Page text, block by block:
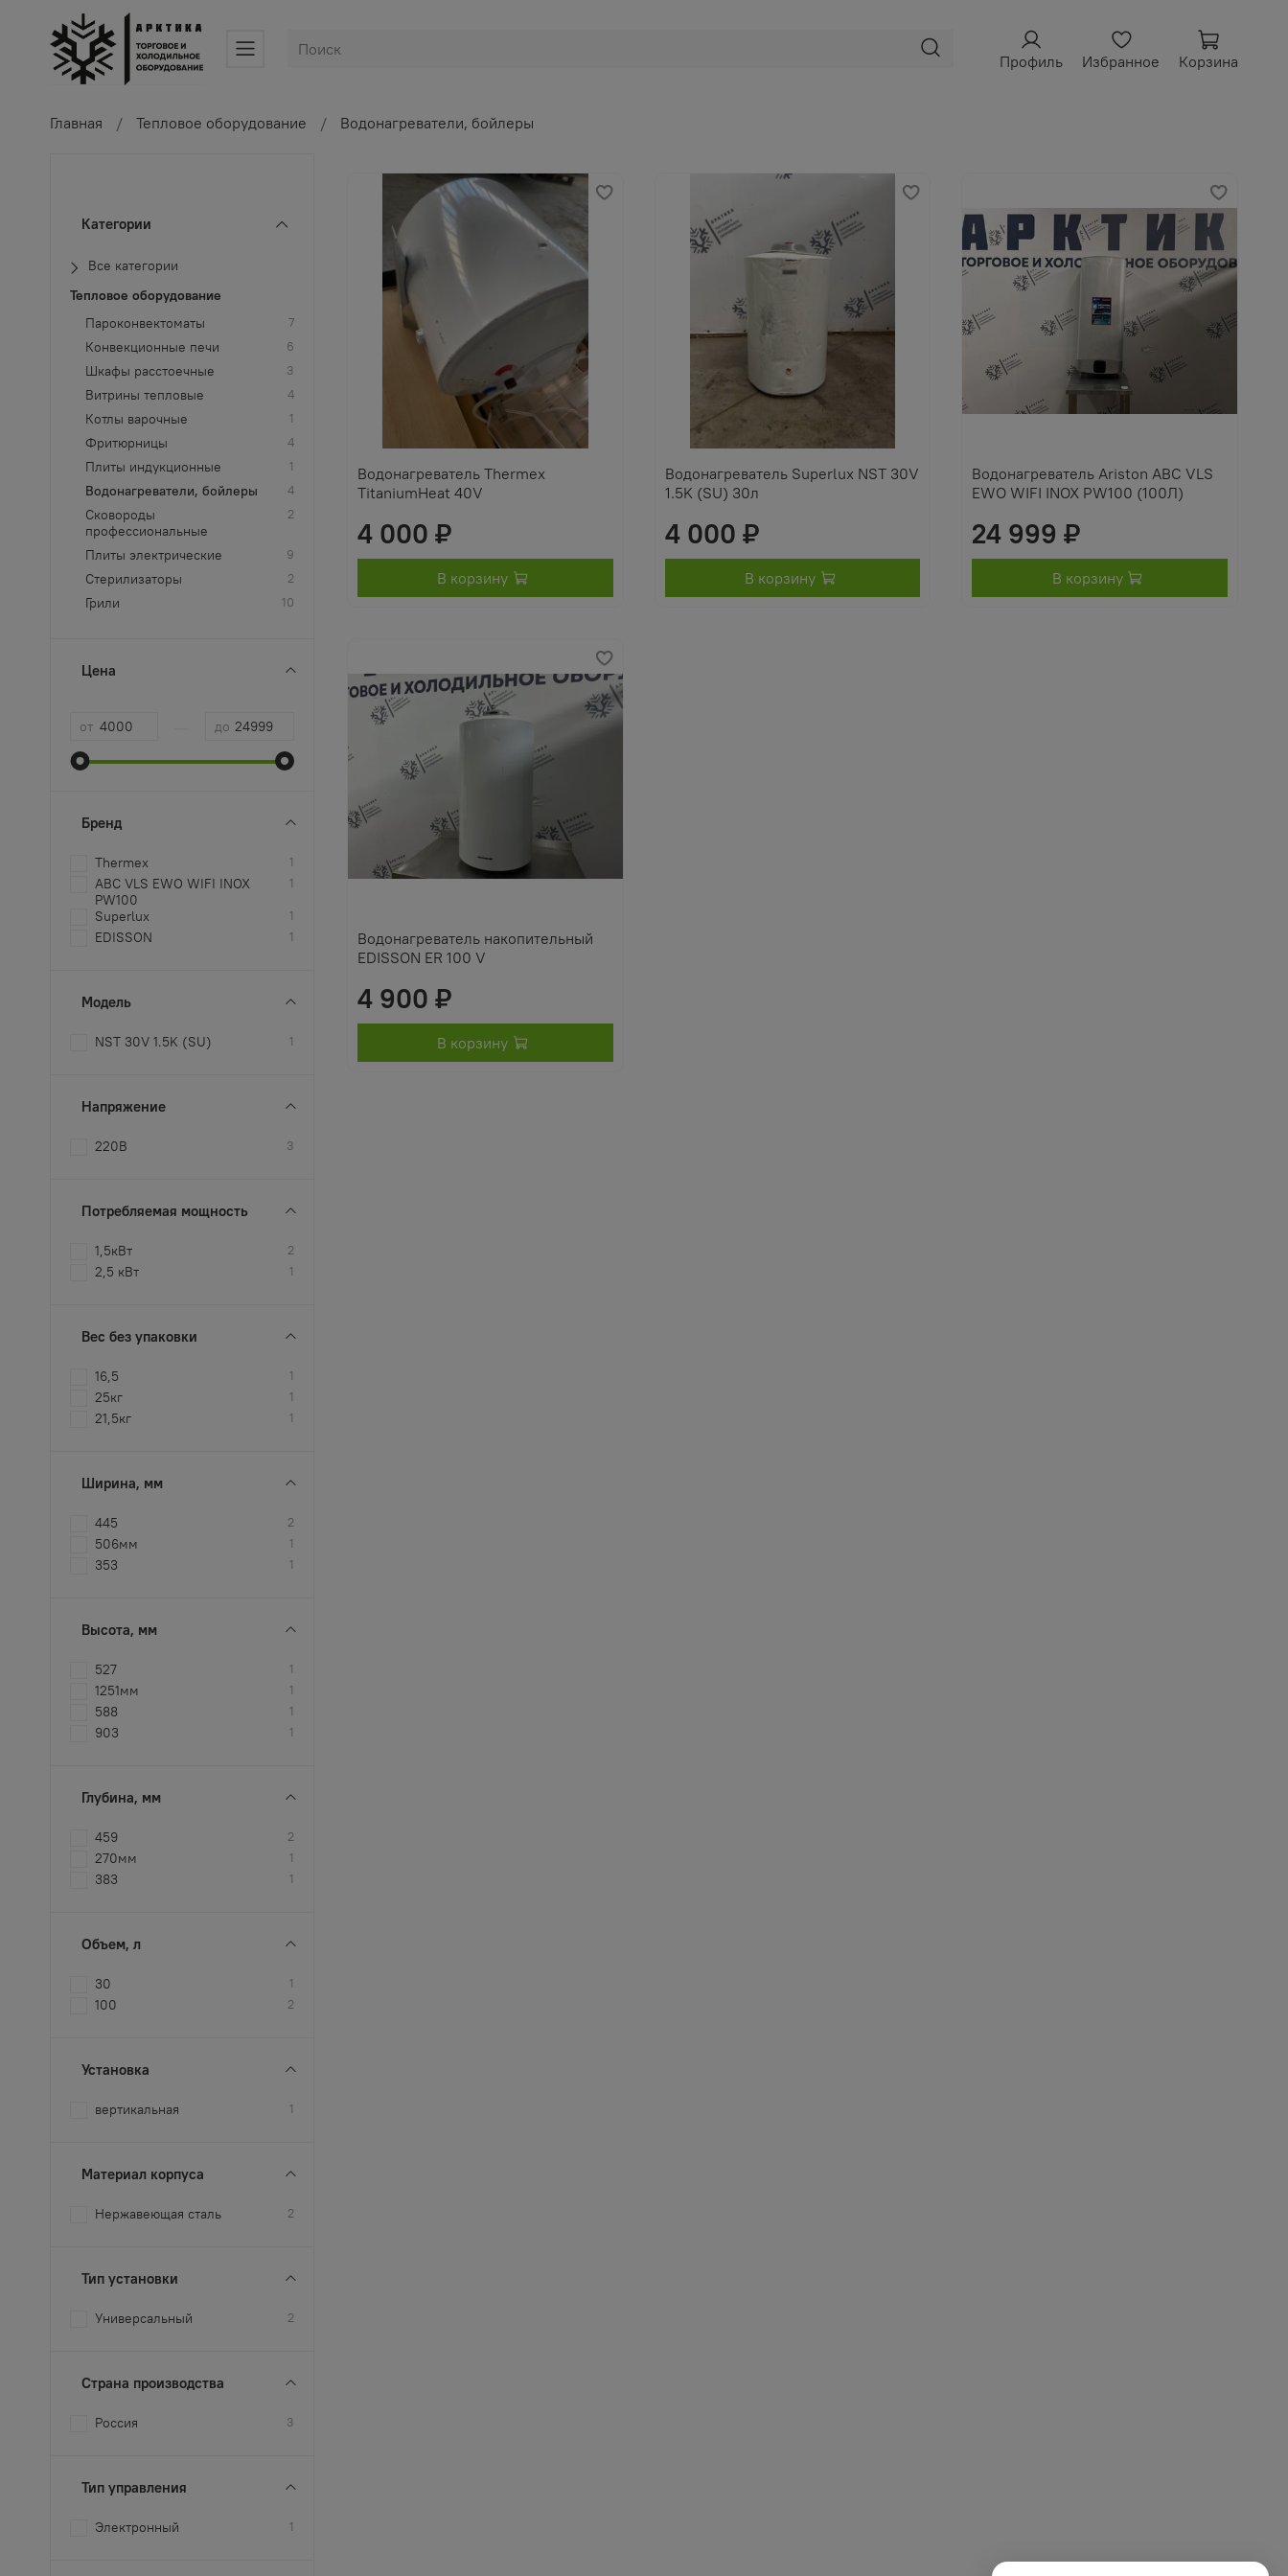
Профиль Избранное Корзина
Главная Тепловое оборудование Водонагреватели, бойлеры
Водонагреватель Thermex
TitaniumHeat 40V
4 000 ₽
В корзину
Водонагреватель Superlux NST 30V
1.5K (SU) 30л
4 000 ₽
В корзину
Водонагреватель Ariston ABC VLS
EWO WIFI INOX PW100 (100Л)
24 999 ₽
В корзину
Водонагреватель накопительный
EDISSON ER 100 V
4 900 ₽
В корзину
Категории
Все категории
Тепловое оборудование
Пароконвектоматы
7
Конвекционные печи 6
Шкафы расстоечные 3
Витрины тепловые 4
Котлы варочные 1
Фритюрницы 4
Плиты индукционные 1
Водонагреватели, бойлеры 4
Сковороды
профессиональные
2
Плиты электрические 9
Стерилизаторы 2
Грили 10
Цена
от до
Бренд
Thermex 1
ABC VLS EWO WIFI INOX
PW100
1
Superlux 1
EDISSON 1
Модель
NST 30V 1.5K (SU) 1
Напряжение
220В 3
Потребляемая мощность
1,5кВт 2
2,5 кВт 1
Вес без упаковки
16,5 1
25кг 1
21,5кг 1
Ширина, мм
445 2
506мм 1
353 1
Высота, мм
527 1
1251мм 1
588 1
903 1
Глубина, мм
459 2
270мм 1
383 1
Объем, л
30 1
100 2
Установка
вертикальная 1
Материал корпуса
Нержавеющая сталь 2
Тип установки
Универсальный 2
Страна производства
Россия 3
Тип управления
Электронный 1